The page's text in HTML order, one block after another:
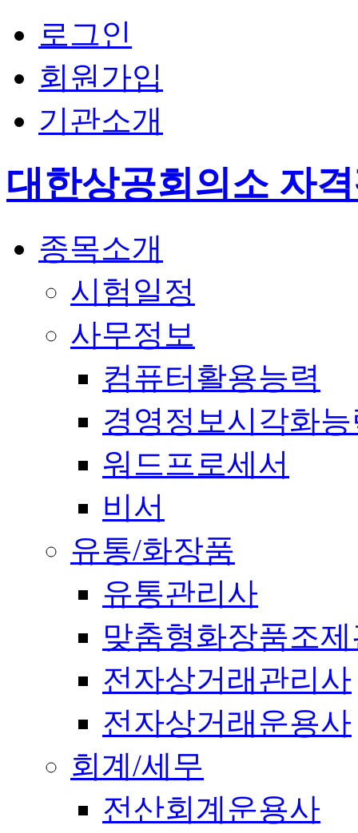
로그인
회원가입
기관소개
대한상공회의소 자
종목소개
시험일정
사무정보
컴퓨터활용능력
경영정보시각화
워드프로세서
비서
유통/화장품
유통관리사
맞춤형화장품조
전자상거래관리사
전자상거래운용사
회계/세무
전산회계운용사